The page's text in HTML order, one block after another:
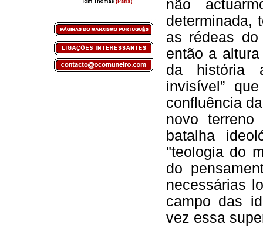
não
determinada,
as rédeas
então a
da história
invisível”
confluência
novo
batalha
"teologia do
do
necessárias
campo das
vez essa